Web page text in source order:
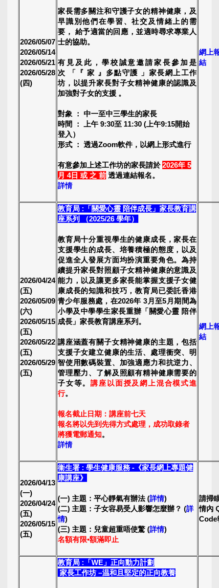
2026/05/07
2026/05/14
2026/05/21
2026/05/28
(四)
家長需多關注和守護子女的精神健康，及
早識別他們在學習、社交及情緒上的需
要， 給予適當的回應，並適時尋求專業人
士的協助。
有見及此，學校誠意邀請家長參加是
次 「『 家 』多點守護 」家長網上工作
坊，以提升家長對子女精神健康的認識及
加強對子女的支援 。
對象 ： 中一至中三學生的家長
時間 ： 上午 9:30至 11:30 (上午9:15開始
登入）
形式 ： 透過Zoom軟件，以網上形式進行
有意參加上述工作坊的家長請於2026年 5
月 4日 或 之 前 透過連結報名。
詳情
網上
結
2026/04/24
(五)
2026/05/09
(六)
2026/05/15
(五)
2026/05/22
(五)
2026/05/29
(五)
教育局 :「關愛心靈 陪伴成長」家長教育講
座系列 （2025/26 學年）
教育局十分重視學生的健康成長，家長在
支援學生的成長、培養積極的態度，以及
促進全人發展方面均扮演重要角色。為持
續提升家長對照顧子女精神健康的意識及
能力，以及讓更多家長能掌握支援子女健
康成長的知識和技巧，教育局已委託香港
青少年服務處，在2026年 3月至5月期間為
小學及中學學生家長重辦「關愛心靈 陪伴
成長」家長教育講座系列。
講座涵蓋有關子女精神健康的主題，包括
支援子女建立健康的生活、處理衝突、明
智使用數碼裝置、加強適應力和抗逆力、
管理壓力、了解及照顧有精神健康需要的
子女等。講座以面授及網上混合模式進
行。
報名截止日期：講座前七天
報名將以先到先得方式處理，成功取錄者
將獲電郵通知。
詳情
網上
結
2026/04/13
(一)
2026/04/24
(五)
2026/05/15
(五)
衞生署 : 學生健康服務 -《家長網上專題健
康講座》
(一) 主題：平心靜氣有辦法 (詳情)
(二) 主題：子女容易受人影響怎麼辦？ (詳
情)
(三) 主題：兒童超重唔使驚 (詳情)
名額有限•額滿即止
請掃
情內
Code
教育局 :「WE」正向動力計劃
家長工作坊 –温和且堅定的正向教養